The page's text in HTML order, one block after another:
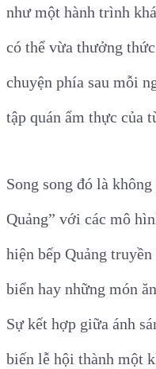
như một hành trình
có thể vừa thưởng
chuyện phía sau mỗi
tập quán ẩm thực của
Song song đó là
Quảng” với các mô
hiện bếp Quảng
biển hay những món
Sự kết hợp giữa ánh
biến lễ hội thành một